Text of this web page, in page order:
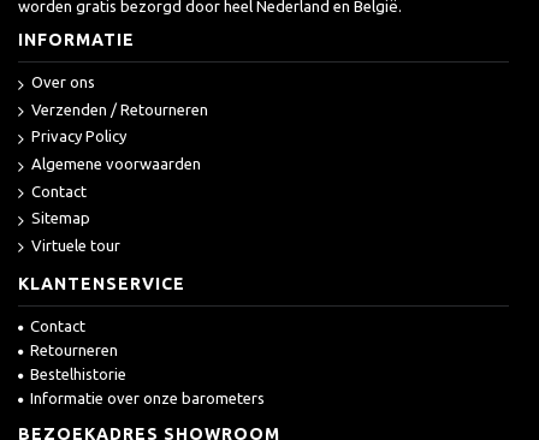
worden gratis bezorgd door heel Nederland en België.
INFORMATIE
Over ons
Verzenden / Retourneren
Privacy Policy
Algemene voorwaarden
Contact
Sitemap
Virtuele tour
KLANTENSERVICE
Contact
Retourneren
Bestelhistorie
Informatie over onze barometers
BEZOEKADRES SHOWROOM